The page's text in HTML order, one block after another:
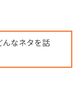
んなネタを話